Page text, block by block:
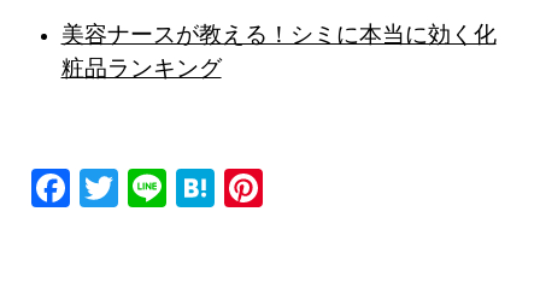
美容ナースが教える！シミに本当に効く化
粧品ランキング
F
T
Li
H